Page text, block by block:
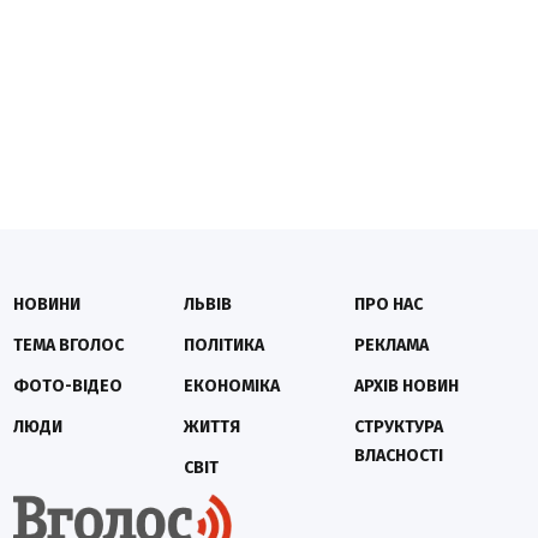
НОВИНИ
ТЕМА ВГОЛОС
ФОТО-ВІДЕО
ЛЮДИ
ЛЬВІВ
ПОЛІТИКА
ЕКОНОМІКА
ЖИТТЯ
СВІТ
ПРО НАС
РЕКЛАМА
АРХІВ НОВИН
СТРУКТУРА
ВЛАСНОСТІ